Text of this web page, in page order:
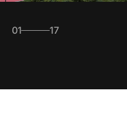
01 17